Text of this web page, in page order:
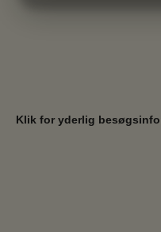
Klik for yderlig